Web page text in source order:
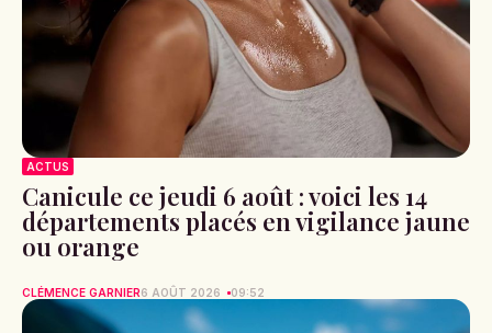
ACTUS
Canicule ce jeudi 6 août : voici les 14
départements placés en vigilance jaune
ou orange
CLÉMENCE GARNIER6 AOÛT 2026 09:52